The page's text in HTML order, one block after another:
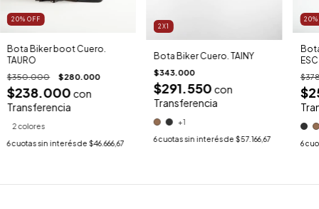
20% OFF
Bota Biker boot Cuero.
TAURO
$350.000 $280.000
$238.000 con
Transferencia
2 colores
6cuotas sin interés de $46.666,67
2X1
Bota Biker Cuero. TAINY
$343.000
$291.550 con
Transferencia
+1
6cuotas sin interés de $57.166,67
20
6